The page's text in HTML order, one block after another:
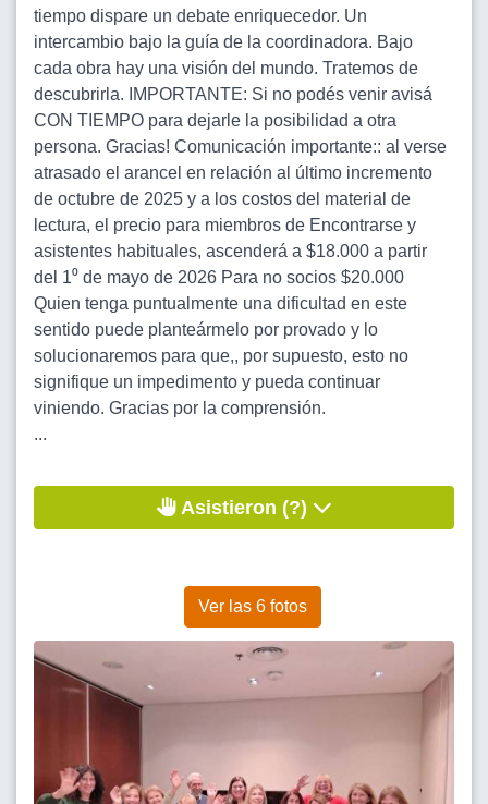
tiempo dispare un debate enriquecedor. Un
intercambio bajo la guía de la coordinadora. Bajo
cada obra hay una visión del mundo. Tratemos de
descubrirla. IMPORTANTE: Si no podés venir avisá
CON TIEMPO para dejarle la posibilidad a otra
persona. Gracias! Comunicación importante:: al verse
atrasado el arancel en relación al último incremento
de octubre de 2025 y a los costos del material de
lectura, el precio para miembros de Encontrarse y
asistentes habituales, ascenderá a $18.000 a partir
del 1⁰ de mayo de 2026 Para no socios $20.000
Quien tenga puntualmente una dificultad en este
sentido puede planteármelo por provado y lo
solucionaremos para que,, por supuesto, esto no
signifique un impedimento y pueda continuar
viniendo. Gracias por la comprensión.
...
Asistieron (?)
Ver las 6 fotos